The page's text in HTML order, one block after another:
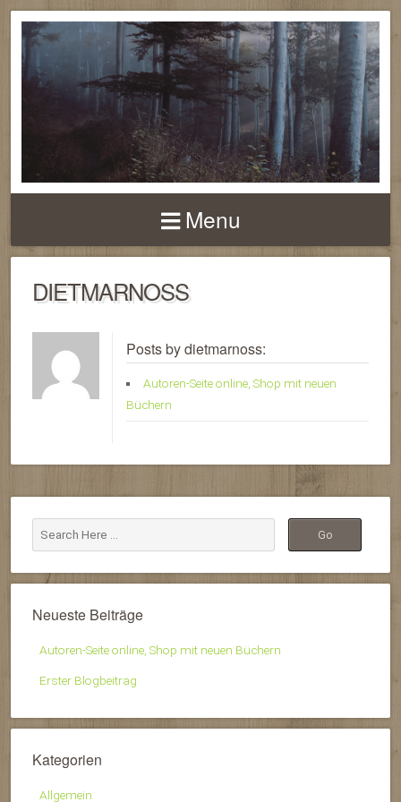
MERLINS
BOOKSHOP
Menu
DIETMARNOSS
Posts by dietmarnoss:
Autoren-Seite online, Shop mit neuen
Büchern
Neueste Beiträge
Autoren-Seite online, Shop mit neuen Büchern
Erster Blogbeitrag
Kategorien
Allgemein